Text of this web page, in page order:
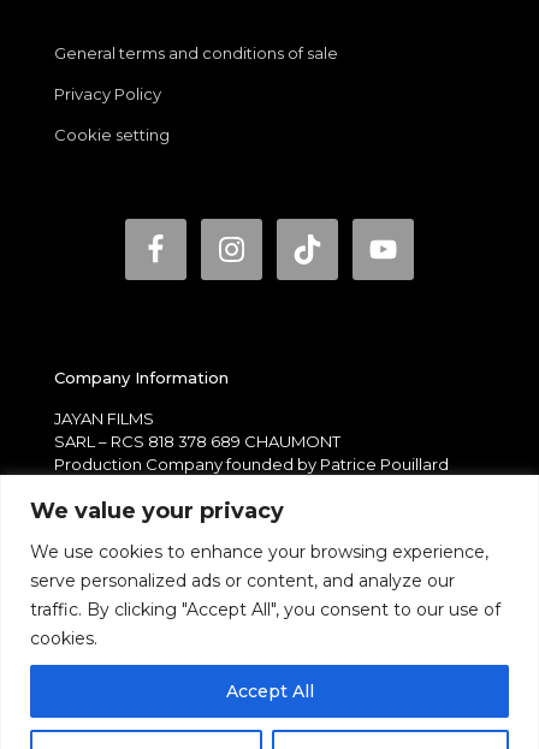
We value your privacy
We use cookies to enhance your browsing experience,
serve personalized ads or content, and analyze our
traffic. By clicking "Accept All", you consent to our use of
cookies.
Accept All
General terms and conditions of sale
Privacy Policy
Cookie setting
Company Information
JAYAN FILMS
SARL – RCS 818 378 689 CHAUMONT
Production Company founded by Patrice Pouillard
For any question :
contact@builders-of-the-ancient-mysteries.com
© 2020 Jayan Films | All rights reserved | Made with love
We use cookies to ensure the best experience on our website.
If you continue to use this site, we will assume that you are
satisfied with it.